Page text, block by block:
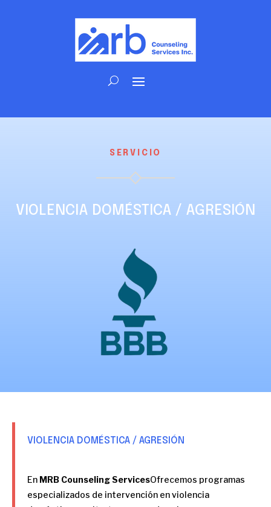
SERVICIO
VIOLENCIA DOMÉSTICA / AGRESIÓN
VIOLENCIA DOMÉSTICA / AGRESIÓN
En MRB Counseling ServicesOfrecemos programas
especializados de intervención en violencia